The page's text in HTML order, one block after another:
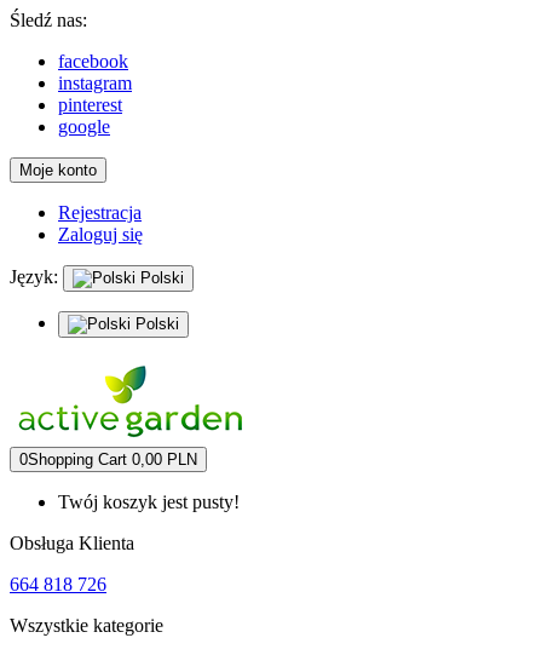
Śledź nas:
facebook
instagram
pinterest
google
Moje konto
Rejestracja
Zaloguj się
Język: Polski
Polski
0Shopping Cart 0,00 PLN
Twój koszyk jest pusty!
Obsługa Klienta
664 818 726
Wszystkie kategorie